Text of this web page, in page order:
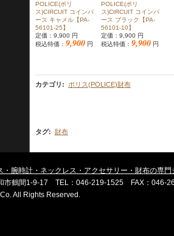
POLICE(ポリ
ス)CIRCUIT コインパ
ース キャメル【PA-
56101-25】
定価：9,900 円
税込特価： 9,900 円
POLICE(ポリ
ス)CIRCUIT コインパ
ース ブラック【PA-
56101-10】
定価：9,900 円
税込特価： 9,900 円
カテゴリ : ポリス(POLICE)財布
タグ: 財布
・腕時計・ネックレス・アクセサリー・財布の専門
市鶴間1-9-17 TEL：046-219-1525 FAX：046-
All Rights Reserved.